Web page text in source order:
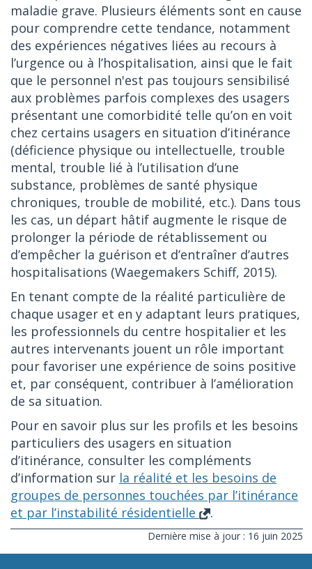
maladie grave. Plusieurs éléments sont en cause
pour comprendre cette tendance, notamment
des expériences négatives liées au recours à
l’urgence ou à l’hospitalisation, ainsi que le fait
que le personnel n'est pas toujours sensibilisé
aux problèmes parfois complexes des usagers
présentant une comorbidité telle qu’on en voit
chez certains usagers en situation d’itinérance
(déficience physique ou intellectuelle, trouble
mental, trouble lié à l’utilisation d’une
substance, problèmes de santé physique
chroniques, trouble de mobilité, etc.). Dans tous
les cas, un départ hâtif augmente le risque de
prolonger la période de rétablissement ou
d’empêcher la guérison et d’entraîner d’autres
hospitalisations (Waegemakers Schiff, 2015).
En tenant compte de la réalité particulière de
chaque usager et en y adaptant leurs pratiques,
les professionnels du centre hospitalier et les
autres intervenants jouent un rôle important
pour favoriser une expérience de soins positive
et, par conséquent, contribuer à l’amélioration
de sa situation.
Pour en savoir plus sur les profils et les besoins
particuliers des usagers en situation
d’itinérance, consulter les compléments
d’information sur la réalité et les besoins de
groupes de personnes touchées par l’itinérance
et par l’instabilité résidentielle
.
Dernière mise à jour : 16 juin 2025